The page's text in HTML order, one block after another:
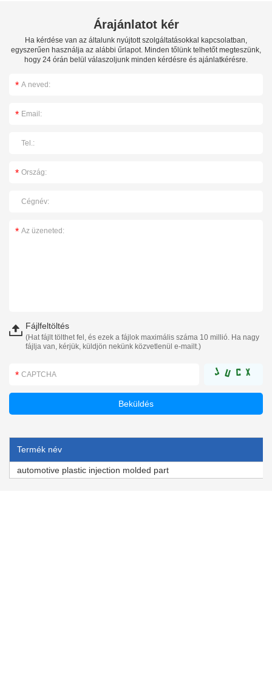
Árajánlatot kér
Ha kérdése van az általunk nyújtott szolgáltatásokkal kapcsolatban,
egyszerűen használja az alábbi űrlapot. Minden tőlünk telhetőt megteszünk,
hogy 24 órán belül válaszoljunk minden kérdésre és ajánlatkérésre.
Fájlfeltöltés
(Hat fájlt tölthet fel, és ezek a fájlok maximális száma 10 millió. Ha nagy
fájlja van, kérjük, küldjön nekünk közvetlenül e-mailt.)
Termék név
automotive plastic injection molded part